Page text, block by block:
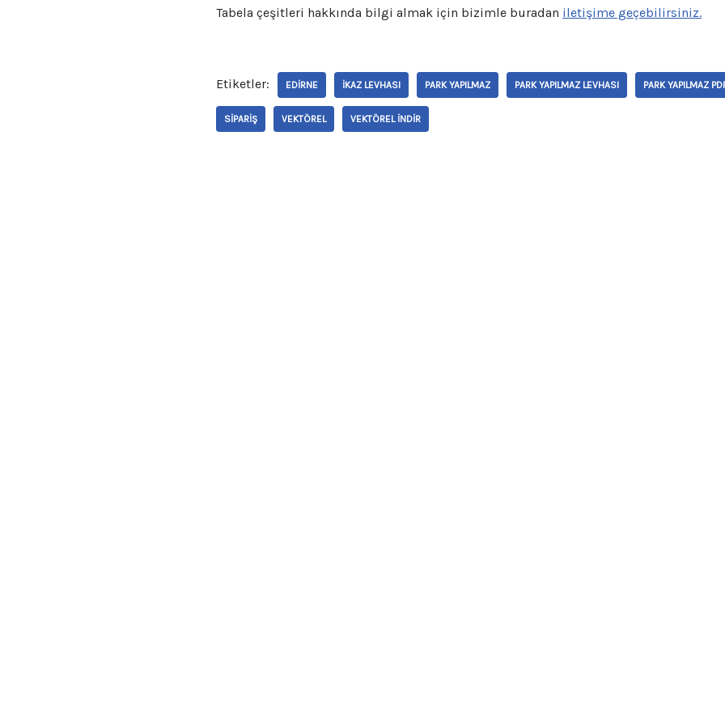
Tabela çeşitleri hakkında bilgi almak için bizimle buradan iletişime geçebilirsiniz.
Etiketler: EDIRNE IKAZ LEVHASI PARK YAPILMAZ PARK YAPILMAZ LEVHASI PARK YAPILMAZ
SIPARIŞ VEKTÖREL VEKTÖREL INDIR